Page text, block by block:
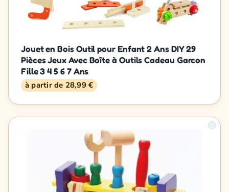
Jouet en Bois Outil pour Enfant 2 Ans DIY 29
Pièces Jeux Avec Boîte à Outils Cadeau Garcon
Fille 3 4 5 6 7 Ans
à partir de 28,99 €